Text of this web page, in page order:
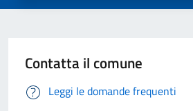
Contatta il comune
Leggi le domande frequenti